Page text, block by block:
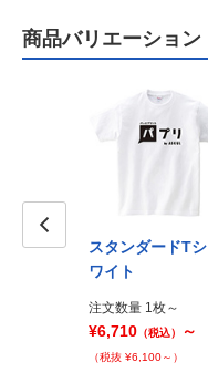
商品バリエーション
シルク ラ
スタンダードT
ワイト
注文数量 1枚～
¥6,710 （税込） ～
（税抜 ¥6,100～）